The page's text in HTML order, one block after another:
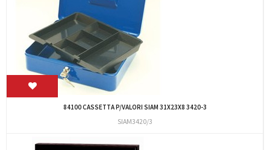
84100 CASSETTA P/VALORI SIAM 31X23X8 3420-3
SIAM3420/3